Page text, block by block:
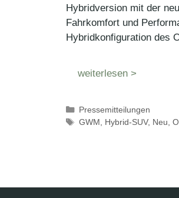
Hybridversion mit der
Fahrkomfort und
Hybridkonfiguration des
weiterlesen >
Kategorien
Pressemitteilungen
Schlagwörter
GWM Hybrid-SUV, Neu